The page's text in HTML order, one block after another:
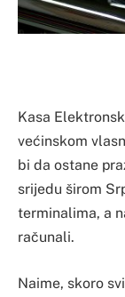
Kasa
većinskom
bi da ostane
srijedu širom
terminalima, a
računali.
Naime, skoro